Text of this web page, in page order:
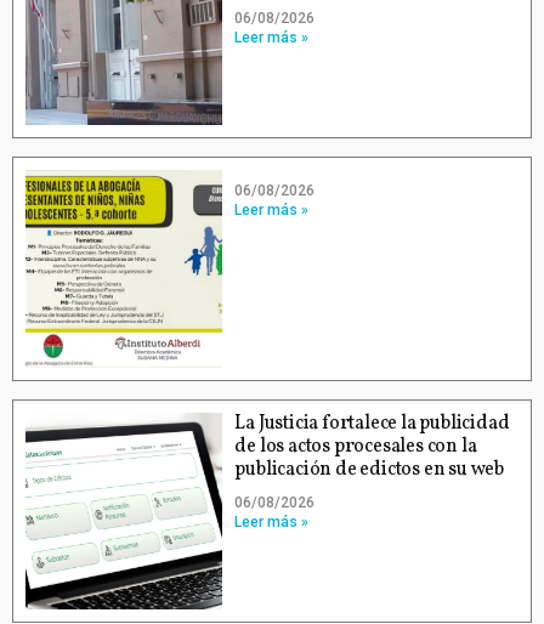
06/08/2026
Leer más »
06/08/2026
Leer más »
La Justicia fortalece la publicidad
de los actos procesales con la
publicación de edictos en su web
06/08/2026
Leer más »